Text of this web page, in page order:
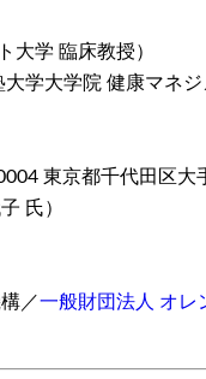
大学 臨床教授）
大学大学院 健康マネ
東京都千代田区
氏）
／一般財団法人 オレ